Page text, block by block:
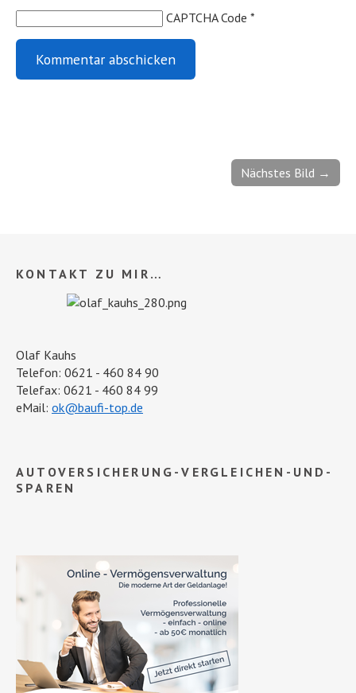
CAPTCHA Code *
Nächstes Bild →
KONTAKT ZU MIR…
Olaf Kauhs
Telefon: 0621 - 460 84 90
Telefax: 0621 - 460 84 99
eMail: ok@baufi-top.de
AUTOVERSICHERUNG-VERGLEICHEN-UND-
SPAREN